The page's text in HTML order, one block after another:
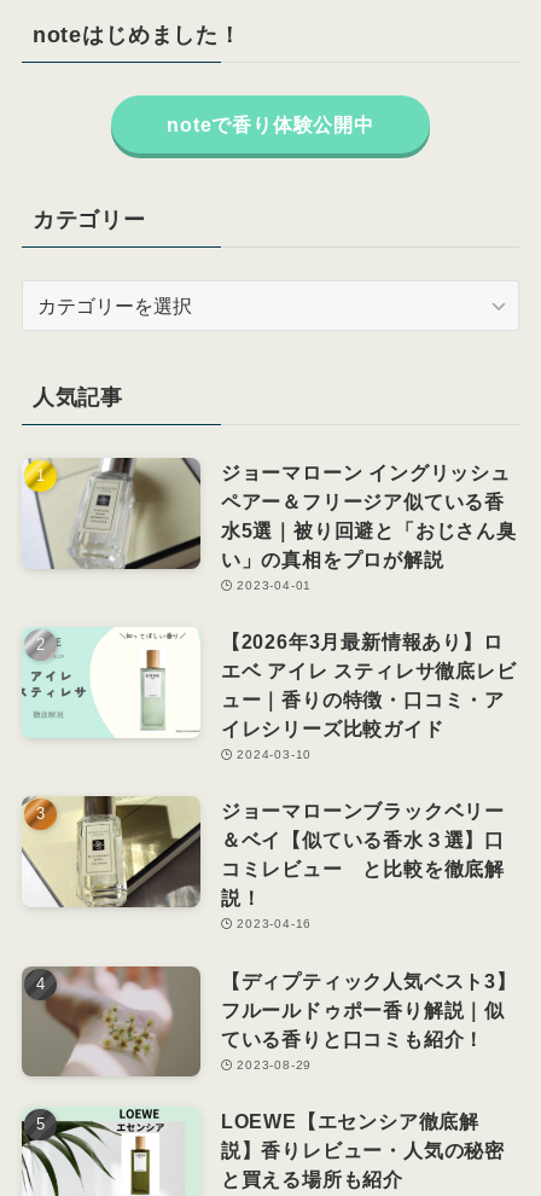
noteはじめました！
noteで香り体験公開中
カテゴリー
ー
人気記事
ジョーマローン イングリッシュ
ペアー＆フリージア似ている香
水5選｜被り回避と「おじさん臭
い」の真相をプロが解説
2023-04-01
【2026年3月最新情報あり】ロ
エベ アイレ スティレサ徹底レビ
ュー｜香りの特徴・口コミ・ア
イレシリーズ比較ガイド
2024-03-10
ジョーマローンブラックベリー
＆ベイ【似ている香水３選】口
コミレビュー と比較を徹底解
説！
2023-04-16
【ディプティック人気ベスト3】
フルールドゥポー香り解説｜似
ている香りと口コミも紹介！
2023-08-29
LOEWE【エセンシア徹底解
説】香りレビュー・人気の秘密
と買える場所も紹介